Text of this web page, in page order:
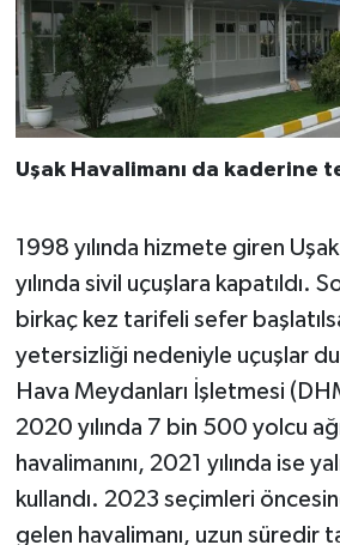
Uşak Havalimanı da kaderine
1998 yılında hizmete giren
yılında sivil uçuşlara kapatıldı.
birkaç kez tarifeli sefer
yetersizliği nedeniyle uçuşlar
Hava Meydanları İşletmesi
2020 yılında 7 bin 500 yolcu
havalimanını, 2021 yılında ise
kullandı. 2023 seçimleri
gelen havalimanı, uzun süredir